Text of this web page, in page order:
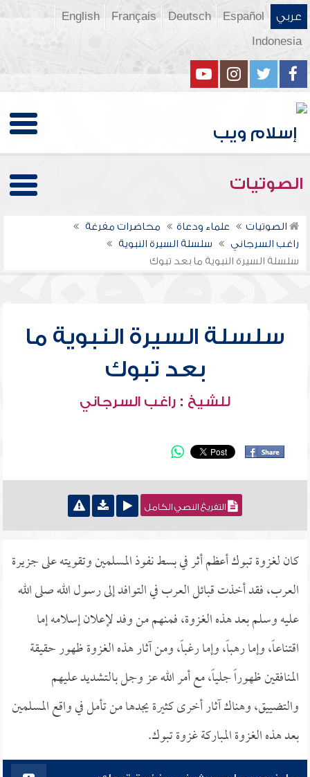
عربي Español
Deutsch
Français
English
Indonesia
الصوتيات
الصوتيات علماء ودعاة
محاضرات مفرغة
راغب السرجاني
سلسلة السيرة النبوية
سلسلة السيرة النبوية ما بعد تبوك
سلسلة السيرة النبوية ما
بعد تبوك
للشيخ : راغب السرجاني
التفريغ النصي الكامل
كان لغزوة تبوك أعظم أثر في بسط نفوذ المسلمين وتقويته على جزيرة
العرب، فقد أخذت قبائل العرب في التوافد إلى رسول الله صلى الله
عليه وسلم بعد هذه الغزوة، فمنهم من وفد لإعلان إسلامه إما
اقتناعاً، وإما رهباً، وإما رغباً، ومن آثار هذه الغزوة ظهور حقيقة
المنافقين ظهوراً جلياً، مع أمر الله عز وجل بالتشديد عليهم
والتضييق، وهناك آثار أخرى كثيرة يجدها من تأمل في واقع المسلمين
بعد هذه الغزوة المباركة غزوة تبوك.